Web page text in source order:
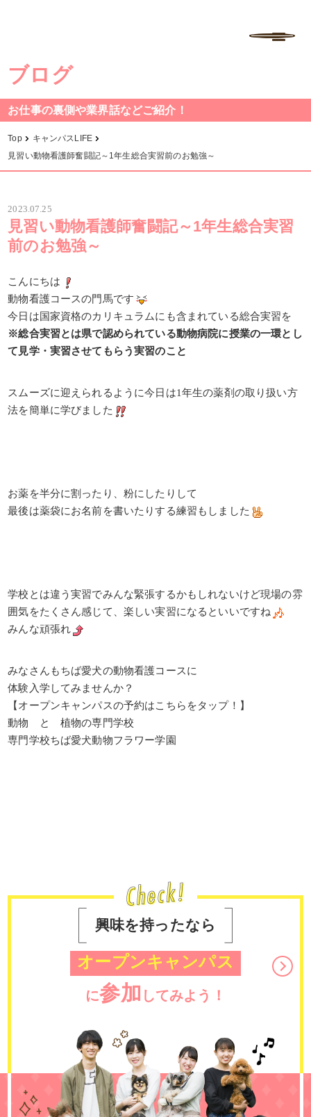
学校法人中村学園 専門学校ちば愛犬動物フラワー学園
MENU
ブログ
お仕事の裏側や業界話などご紹介！
Top
キャンパスLIFE
見習い動物看護師奮闘記～1年生総合実習前のお勉強～
2023.07.25
見習い動物看護師奮闘記～1年生総合実習
前のお勉強～
こんにちは
動物看護コースの門馬です
今日は国家資格のカリキュラムにも含まれている総合実習を
※総合実習とは県で認められている動物病院に授業の一環とし
て見学・実習させてもらう実習のこと
スムーズに迎えられるように今日は1年生の薬剤の取り扱い方
法を簡単に学びました
お薬を半分に割ったり、粉にしたりして
最後は薬袋にお名前を書いたりする練習もしました
学校とは違う実習でみんな緊張するかもしれないけど現場の雰
囲気をたくさん感じて、楽しい実習になるといいですね
みんな頑張れ
みなさんもちば愛犬の動物看護コースに
体験入学してみませんか？
【オープンキャンパスの予約はこちらをタップ！】
動物 と 植物の専門学校
専門学校ちば愛犬動物フラワー学園
興味を持ったなら
オープンキャンパス
に参加 してみよう！